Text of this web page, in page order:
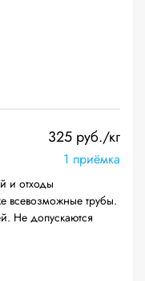
325 руб./кг
1 приёмка
и отходы
всевозможные трубы.
Не допускаются